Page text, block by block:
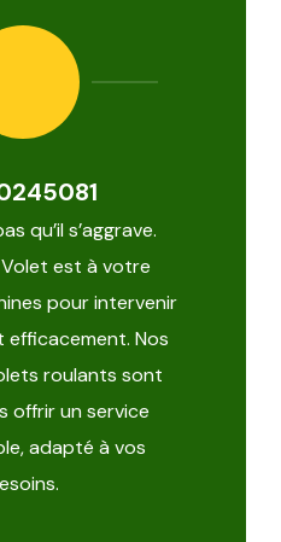
qu’il s’aggrave.
est à votre
pour intervenir
Nos
roulants sont
offrir un service
adapté à vos